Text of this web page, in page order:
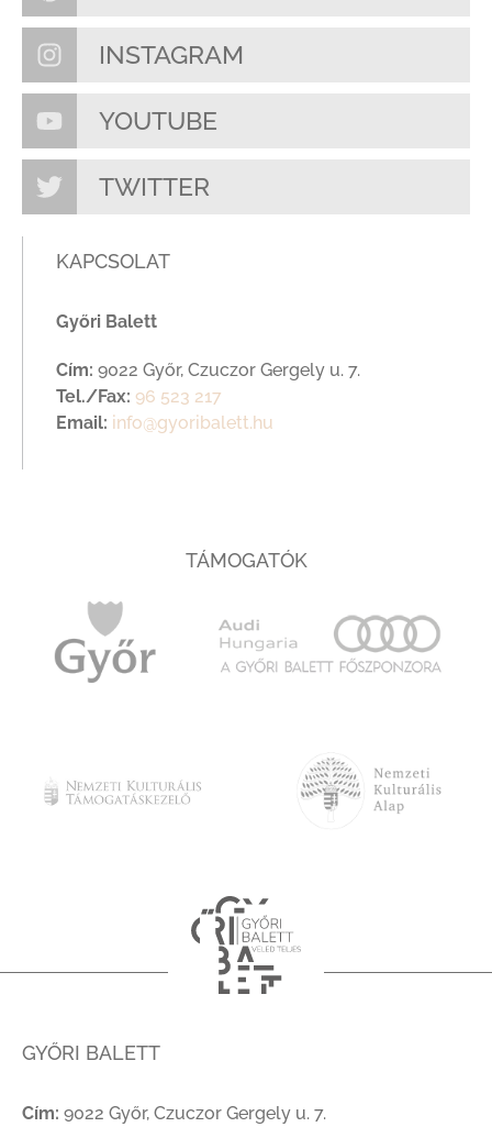
INSTAGRAM
YOUTUBE
TWITTER
KAPCSOLAT
Győri Balett
Cím: 9022 Győr, Czuczor Gergely u. 7.
Tel./Fax: 96 523 217
Email: info@gyoribalett.hu
TÁMOGATÓK
GYŐRI BALETT
Cím: 9022 Győr, Czuczor Gergely u. 7.